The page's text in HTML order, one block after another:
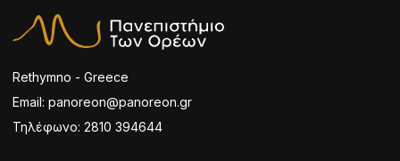
Rethymno - Greece
Email: panoreon@panoreon.gr
Τηλέφωνο: 2810 394644